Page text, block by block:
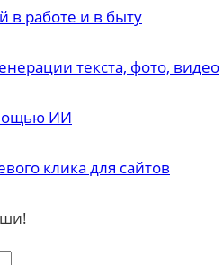
в работе и в быту
текста, фото, видео
ИИ
клика для сайтов